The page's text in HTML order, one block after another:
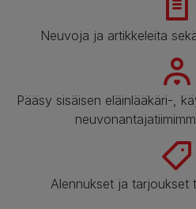
Neuvoja ja artikkeleita
Pääsy sisäisen eläinlääkäri-,
Alennukset ja tarjoukset